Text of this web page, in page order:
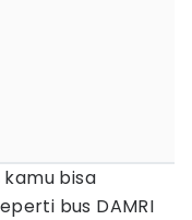
bisa
bus DAMRI